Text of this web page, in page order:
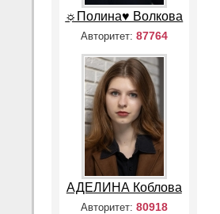
☼Полина♥ Волкова
Авторитет: 87764
АДЕЛИНА Коблова
Авторитет: 80918